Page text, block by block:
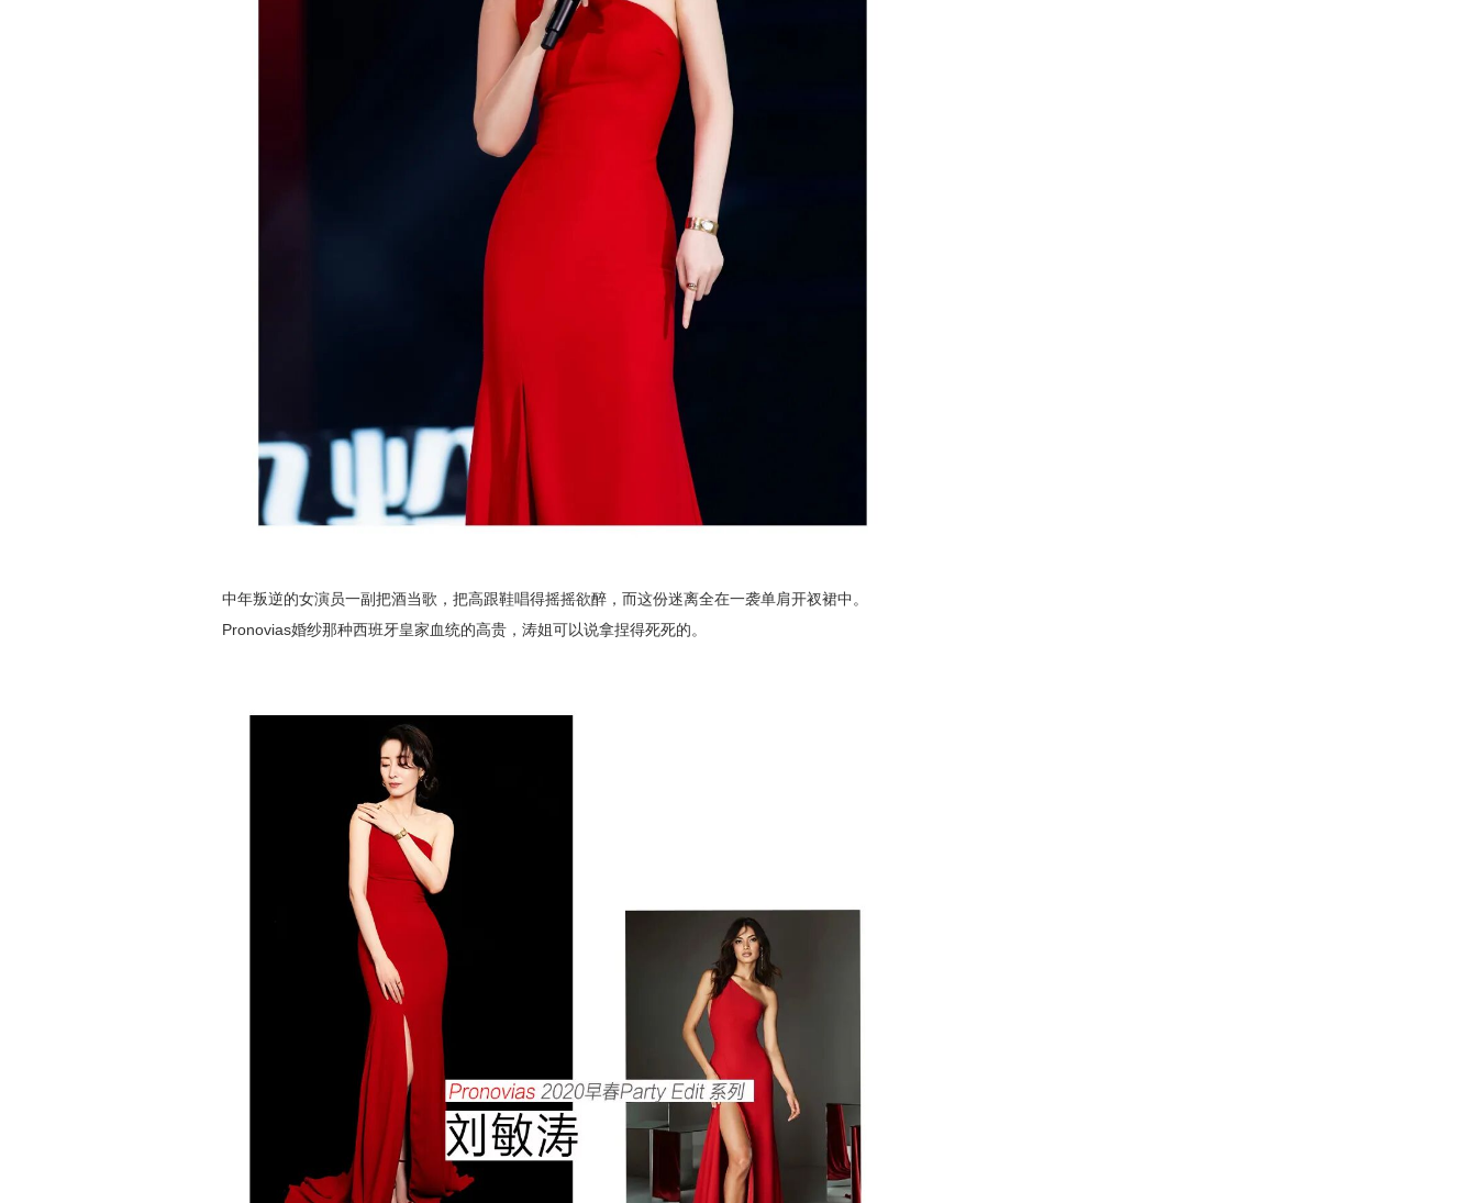
中年叛逆的女演员一副把酒当歌， 把高跟鞋唱得摇摇欲醉，而这份迷离全在一袭单肩开衩裙中。
Pronovias婚纱那种西班牙皇家血统的高贵，涛姐可以说拿捏得死死的。